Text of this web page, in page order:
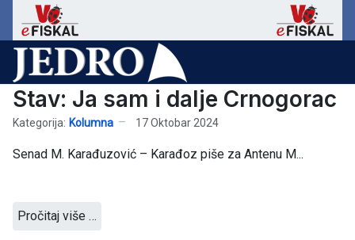
Stav: Ja sam i dalje Crnogorac
Kategorija: Kolumna 17 Oktobar 2024
Senad M. Karađuzović – Karađoz piše za Antenu M...
Pročitaj više …